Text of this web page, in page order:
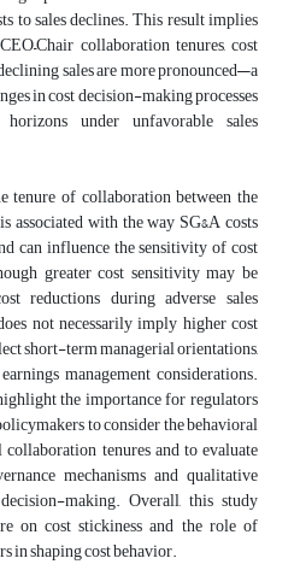
to sales declines. This result implies
collaboration tenures, cost
sales are more pronounced—a
in cost decision-making processes
horizons under unfavorable sales
tenure of collaboration between the
associated with the way SG&A costs
can influence the sensitivity of cost
greater cost sensitivity may be
reductions during adverse sales
not necessarily imply higher cost
short-term managerial orientations,
management considerations.
the importance for regulators
to consider the behavioral
tenures and to evaluate
mechanisms and qualitative
making. Overall, this study
on cost stickiness and the role of
in shaping cost behavior.